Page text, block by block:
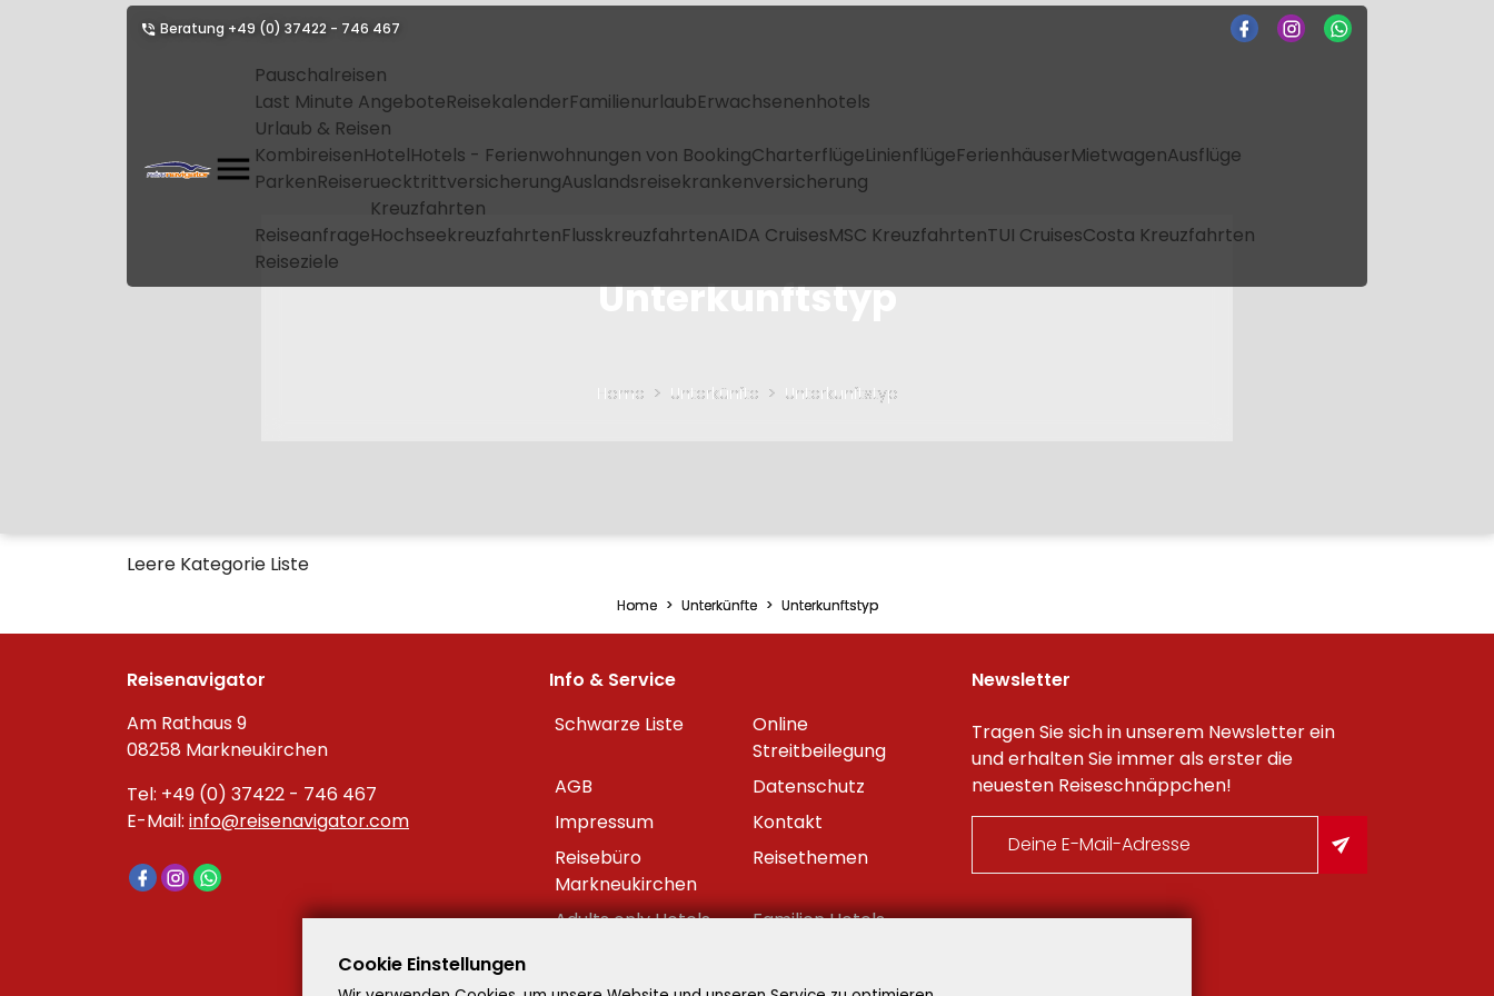
Beratung +49 (0) 37422 - 746 467
Pauschalreisen
Last Minute AngeboteReisekalenderFamilienurlaubErwachsenenhotels
Urlaub & Reisen
KombireisenHotelHotels - Ferienwohnungen von BookingCharterflügeLinienflügeFerienhäuserMietwagenAusflüge
ParkenReiseruecktrittversicherungAuslandsreisekrankenversicherung
Reiseanfrage
Kreuzfahrten
HochseekreuzfahrtenFlusskreuzfahrtenAIDA CruisesMSC KreuzfahrtenTUI CruisesCosta Kreuzfahrten
Reiseziele
Unterkunftstyp
Home Unterkünfte Unterkunftstyp
Leere Kategorie Liste
Home Unterkünfte Unterkunftstyp
Reisenavigator
Am Rathaus 9
08258 Markneukirchen
Tel: +49 (0) 37422 - 746 467
E-Mail: info@reisenavigator.com
Info & Service
Schwarze Liste
Online
Streitbeilegung
AGB
Datenschutz
Impressum
Kontakt
Reisebüro
Markneukirchen
Reisethemen
Adults only Hotels
Familien Hotels
Newsletter
Tragen Sie sich in unserem Newsletter ein
und erhalten Sie immer als erster die
neuesten Reiseschnäppchen!
Cookie Einstellungen